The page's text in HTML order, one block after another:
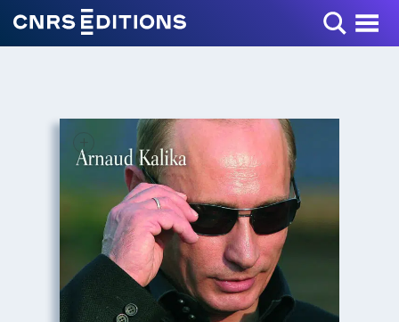
Toggle Menu